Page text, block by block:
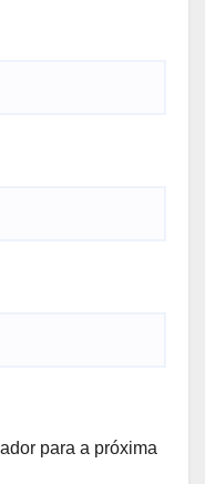
para a próxima